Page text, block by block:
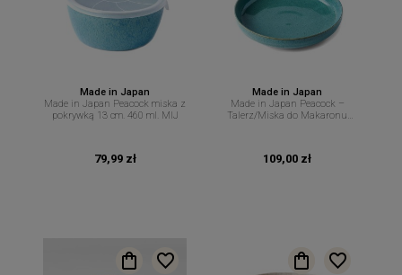
Made in Japan
Made in Japan Peacock miska z
pokrywką 13 cm. 460 ml. MIJ
79,99 zł
Made in Japan
Made in Japan Peacock –
Talerz/Miska do Makaronu
109,00 zł